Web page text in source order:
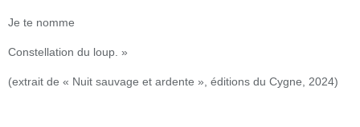
Je te nomme
Constellation du loup. »
(extrait de « Nuit sauvage et ardente », éditions du Cygne, 2024)